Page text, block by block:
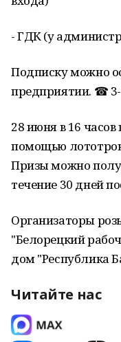
- ГДК (у
Подписку можно
предприятии. ☎ 3-
28 июня в 16
помощью
Призы можно
течение 30 дней
Организаторы
"Белорецкий
дом "Республика
Читайте нас